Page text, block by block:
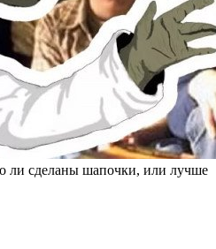
ли сделаны шапочки, или лучше